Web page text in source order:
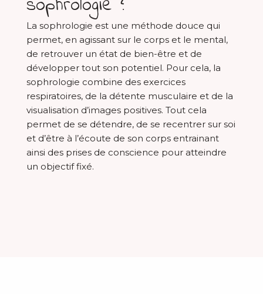
La sophrologie est une méthode douce qui
permet, en agissant sur le corps et le mental,
de retrouver un état de bien-être et de
développer tout son potentiel. Pour cela, la
sophrologie combine des exercices
respiratoires, de la détente musculaire et de la
visualisation d’images positives. Tout cela
permet de se détendre, de se recentrer sur soi
et d’être à l’écoute de son corps entrainant
ainsi des prises de conscience pour atteindre
un objectif fixé.